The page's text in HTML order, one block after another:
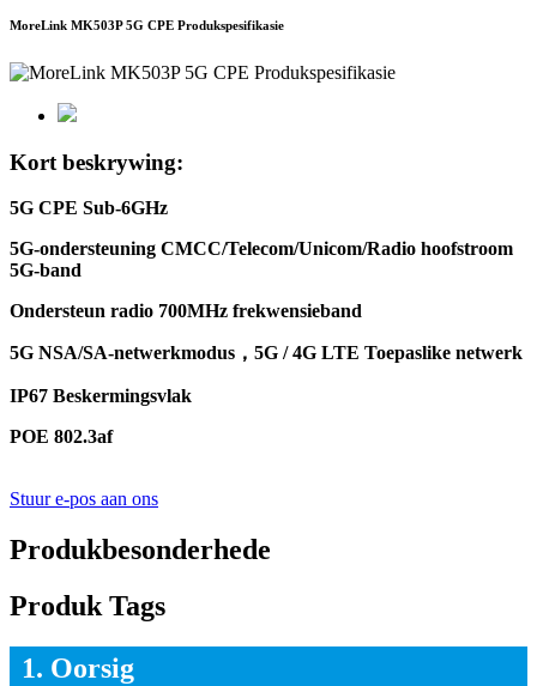
MoreLink MK503P 5G CPE Produkspesifikasie
Kort beskrywing:
5G CPE Sub-6GHz
5G-ondersteuning CMCC/Telecom/Unicom/Radio hoofstroom
5G-band
Ondersteun radio 700MHz frekwensieband
5G NSA/SA-netwerkmodus ，5G / 4G LTE Toepaslike netwerk
IP67 Beskermingsvlak
POE 802.3af
Stuur e-pos aan ons
Produkbesonderhede
Produk Tags
1. Oorsig